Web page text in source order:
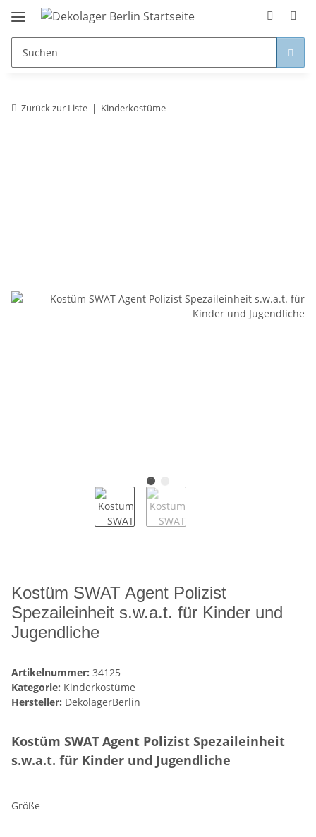
Zurück zur Liste Kinderkostüme
Kostüm SWAT Agent Polizist
Spezaileinheit s.w.a.t. für Kinder und
Jugendliche
Artikelnummer: 34125
Kategorie: Kinderkostüme
Hersteller: DekolagerBerlin
Kostüm SWAT Agent Polizist Spezaileinheit
s.w.a.t. für Kinder und Jugendliche
Größe